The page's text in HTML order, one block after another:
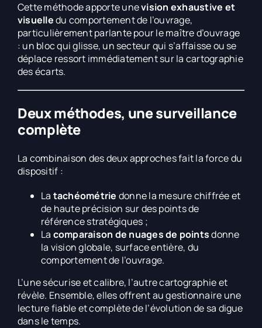
Cette méthode apporte unevision exhaustive et
visuelledu comportement de l’ouvrage,
particulièrement parlante pour le maître d’ouvrage
: un bloc qui glisse, un secteur qui s’affaisse ou se
déplace ressort immédiatement sur la cartographie
des écarts.
Deux méthodes, une surveillance
complète
La combinaison des deux approches fait la force du
dispositif :
La tachéométrie donne la mesure chiffrée et
de haute précision sur des points de
référence stratégiques ;
La comparaison de nuages de pointsdonne
la vision globale, surface entière, du
comportement de l’ouvrage.
L’une sécurise et calibre, l’autre cartographie et
révèle. Ensemble, elles offrent au gestionnaire une
lecture fiable et complète de l’évolution de sa digue
dans le temps.